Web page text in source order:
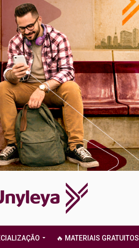
🔥 MATERIAIS GRATUITOS